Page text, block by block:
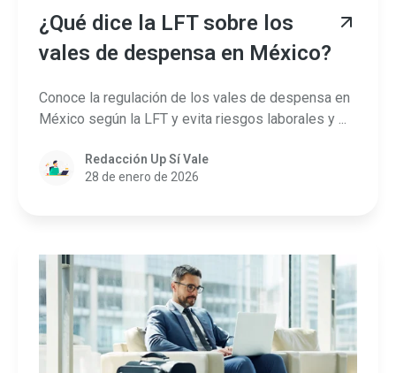
¿Qué dice la LFT sobre los
vales de despensa en México?
Conoce la regulación de los vales de despensa en
México según la LFT y evita riesgos laborales y ...
Redacción Up Sí Vale
28 de enero de 2026